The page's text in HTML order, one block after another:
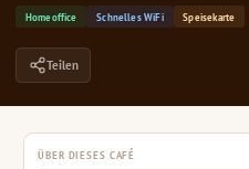
Homeoffice Schnelles WiFi Speisekarte
Teilen
ÜBER DIESES CAFÉ